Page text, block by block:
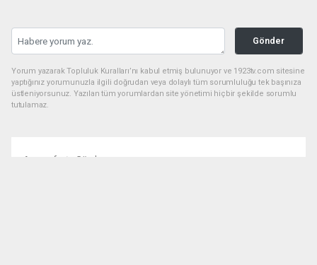
Gönder
Yorum yazarak Topluluk Kuralları’nı kabul etmiş bulunuyor ve 1923tv.com sitesine
yaptığınız yorumunuzla ilgili doğrudan veya dolaylı tüm sorumluluğu tek başınıza
üstleniyorsunuz. Yazılan tüm yorumlardan site yönetimi hiçbir şekilde sorumlu
tutulamaz.
Anasayfa Gündem